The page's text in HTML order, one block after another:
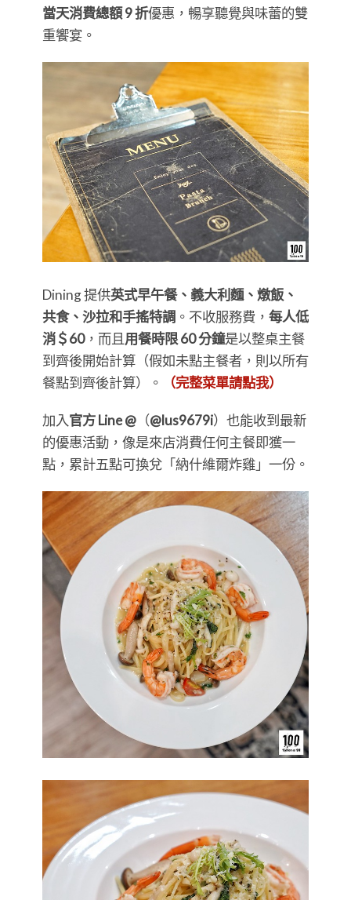
當天消費總額 9 折優惠，暢享聽覺與味蕾的雙
重饗宴。
Dining 提供英式早午餐、義大利麵、燉飯、
共食、沙拉和手搖特調 。不收服務費， 每人低
消＄60，而且用餐時限 60 分鐘是以整桌主餐
到齊後開始計算（假如未點主餐者，則以所有
餐點到齊後計算）。
（完整菜單請點我）
加入官方 Line @ （@lus9679i）也能收到最新
的優惠活動，像是來店消費任何主餐即獲一
點，累計五點可換兌「納什維爾炸雞」一份。